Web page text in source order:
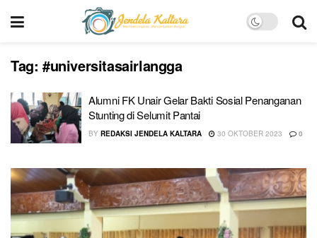
Tag: #universitasairlangga
Alumni FK Unair Gelar Bakti Sosial Penanganan
Stunting di Selumit Pantai
BY REDAKSI JENDELA KALTARA 30 OKTOBER 2023 0